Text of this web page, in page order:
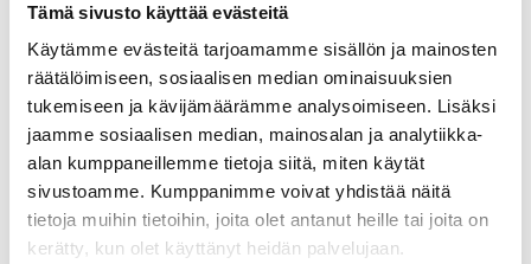
Tämä sivusto käyttää evästeitä
Käytämme evästeitä tarjoamamme sisällön ja mainosten
räätälöimiseen, sosiaalisen median ominaisuuksien
tukemiseen ja kävijämäärämme analysoimiseen. Lisäksi
jaamme sosiaalisen median, mainosalan ja analytiikka-
alan kumppaneillemme tietoja siitä, miten käytät
sivustoamme. Kumppanimme voivat yhdistää näitä
tietoja muihin tietoihin, joita olet antanut heille tai joita on
kerätty, kun olet käyttänyt heidän palvelujaan.
Nopeusrajoituksen asettaminen Hankaveden
Pitkälahden Uitonsal-meen
Lausunto hallituksen esitysluonnoksesta kuntalain
muuttamisesta
Sitoutuminen kuntakohtaisen Waltti-kausilipun hinnan
alentamiseen
Ilmoitusasiat
Lautakuntien ja viranhaltijoiden pöytäkirjat
Kauppakirjaluonnoksen hyväksyminen / Rautalammin
seurakunta
Rautalammin kuntakeskuksen liikennejärjestelyt